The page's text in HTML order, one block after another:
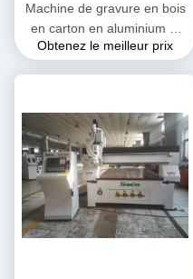
Machine de gravure en bois
en carton en aluminium et
en plastique
Obtenez le meilleur prix